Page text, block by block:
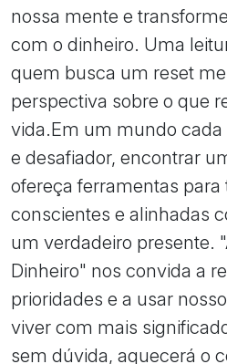
nossa mente e
com o dinheiro. Uma
quem busca um reset
perspectiva sobre o que
vida.Em um mundo
e desafiador, encontrar
ofereça ferramentas
conscientes e alinhadas
um verdadeiro presente.
Dinheiro" nos convida a
prioridades e a usar
viver com mais
sem dúvida, aquecerá o